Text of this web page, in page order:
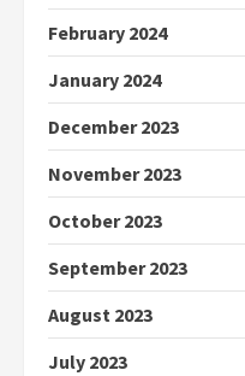
February 2024
January 2024
December 2023
November 2023
October 2023
September 2023
August 2023
July 2023